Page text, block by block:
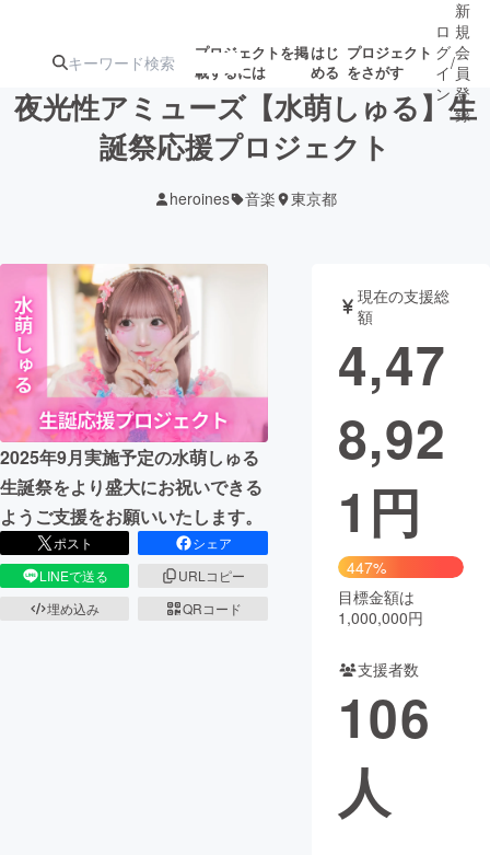
プロジェクトを掲
載するには
はじ
める
プロジェクト
をさがす
注目の新着プロ
ジェクト
募集終了が近いプ
ロジェクト
アート・写真 音楽
テクノロジー・ガジェット ゲーム・サ
映像・映画
ビジネス・起業
まちづくり・地域活性化
CAMPFIRE for Social Good
CAMPFIRE Creation
コミュニティ
ロ
グ
イ
ン
/
新
規
会
員
登
録
夜光性アミューズ【水萌しゅる】生
誕祭応援プロジェクト
heroines 音楽 東京都
2025年9月実施予定の水萌しゅる
生誕祭をより盛大にお祝いできる
ようご支援をお願いいたします。
ポスト
シェア
LINEで送る
URLコピー
埋め込み
QRコード
現在の支援総
額
4,47
8,92
1 円
447%
目標金額は
1,000,000円
支援者数
106
人